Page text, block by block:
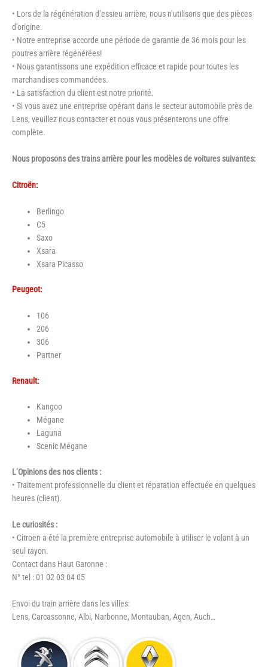
• Lors de la régénération d’essieu arrière, nous n’utilisons que des pièces
d’origine.
• Notre entreprise accorde une période de garantie de 36 mois pour les
poutres arrière régénérées!
• Nous garantissons une expédition efficace et rapide pour toutes les
marchandises commandées.
• La satisfaction du client est notre priorité.
• Si vous avez une entreprise opérant dans le secteur automobile près de
Lens, veuillez nous contacter et nous vous présenterons une offre
complète.
Nous proposons des trains arrière pour les modèles de voitures suivantes:
Citroën:
Berlingo
C5
Saxo
Xsara
Xsara Picasso
Peugeot:
106
206
306
Partner
Renault:
Kangoo
Mégane
Laguna
Scenic Mégane
L’Opinions des nos clients :
• Traitement professionnelle du client et réparation effectuée en quelques
heures (client).
Le curiosités :
• Citroën a été la première entreprise automobile à utiliser le volant à un
seul rayon.
Contact dans Haut Garonne :
N° tel : 01 02 03 04 05
Envoi du train arrière dans les villes:
Lens, Carcassonne, Albi, Narbonne, Montauban, Agen, Auch…